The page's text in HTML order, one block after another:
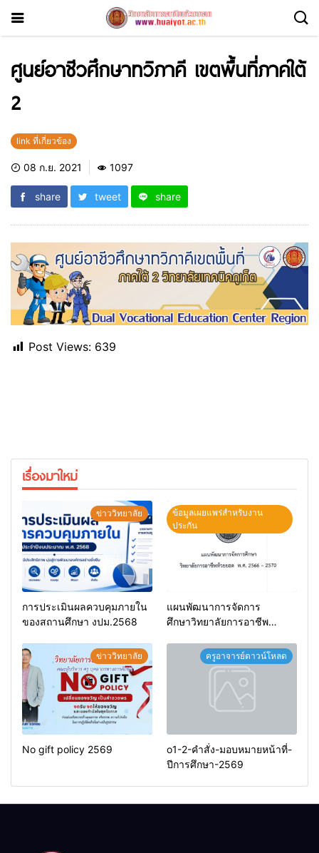
ศูนย์อาชีวศึกษาทวิภาคี เขตพื้นที่ภาคใต้
2
link ที่เกี่ยวข้อง
08 ก.ย. 2021 1097
share tweet share
Post Views: 639
เรื่องมาใหม่
ข่าววิทยาลัย
การประเมินผลควบคุมภายใน
ของสถานศึกษา งปม.2568
ข้อมูลเผยแพร่สำหรับงาน
ประกัน
แผนพัฒนาการจัดการ
ศึกษาวิทยาลัยการอาชีพ
ข่าววิทยาลัย
No gift policy 2569
ครูอาจารย์ดาวน์โหลด
o1-2-คำสั่ง-มอบหมายหน้าที่-
ปีการศึกษา-2569